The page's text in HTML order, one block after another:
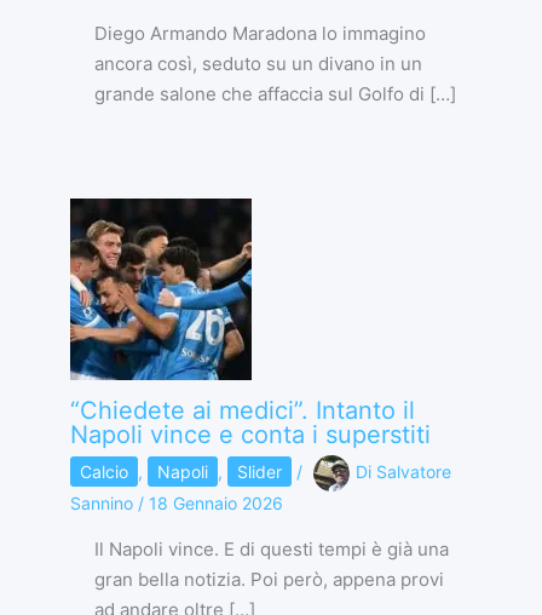
Diego Armando Maradona lo immagino
ancora così, seduto su un divano in un
grande salone che affaccia sul Golfo di […]
“Chiedete ai medici”. Intanto il
Napoli vince e conta i superstiti
Calcio , Napoli , Slider / Di Salvatore
Sannino / 18 Gennaio 2026
Il Napoli vince. E di questi tempi è già una
gran bella notizia. Poi però, appena provi
ad andare oltre […]